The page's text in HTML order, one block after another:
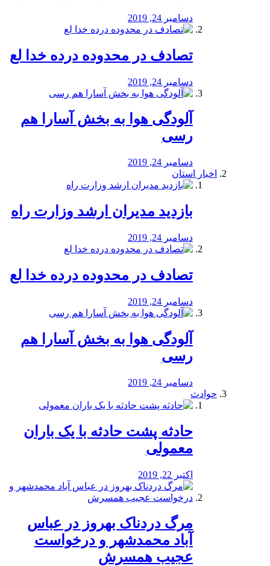
دسامبر 24, 2019
تصادف در محدوده درده خدا لع
دسامبر 24, 2019
آلودگی هوا به بخش آسارا هم
رسی
دسامبر 24, 2019
اخبار استان
بازدید مدیران ارشد وزارت راه
دسامبر 24, 2019
تصادف در محدوده درده خدا لع
دسامبر 24, 2019
آلودگی هوا به بخش آسارا هم
رسی
دسامبر 24, 2019
حوادث
️حادثه پشت حادثه با یک باران
معمولی
اکتبر 22, 2019
مرگ دردناک بهروز در عباس
آباد محمدشهر و درخواست
عجیب همسرش